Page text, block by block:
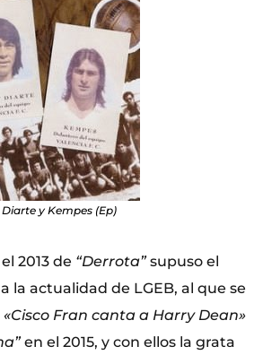
y Kempes (Ep)
2013 de “Derrota”supuso el
la actualidad de LGEB, al que se
«Cisco Fran canta a Harry Dean»
en el 2015, y con ellos la grata